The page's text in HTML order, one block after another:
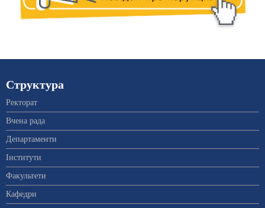
Структура
Ректорат
Вчена рада
Департаменти
Інститути
Факультети
Кафедри